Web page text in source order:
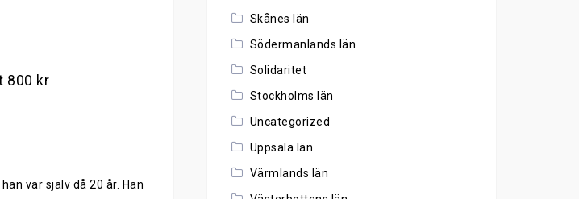
800 kr
var själv då 20 år. Han
Skånes län
Södermanlands län
Solidaritet
Stockholms län
Uncategorized
Uppsala län
Värmlands län